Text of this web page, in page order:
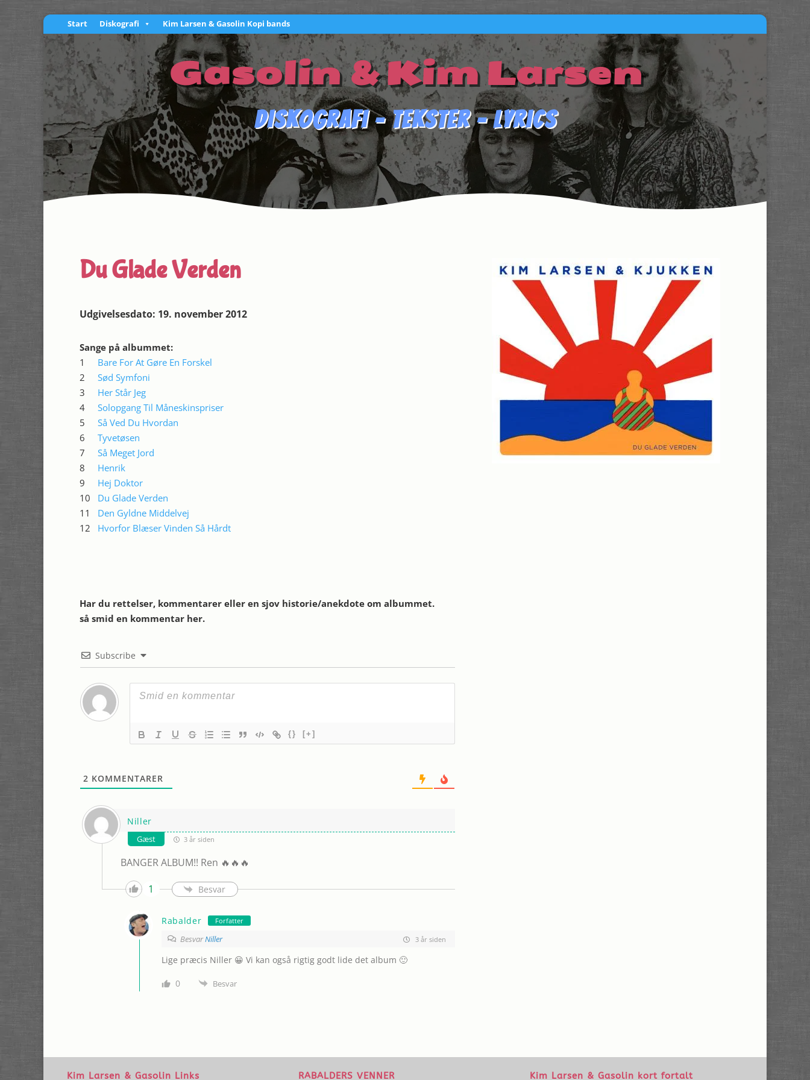
Start Diskografi Kim Larsen & Gasolin Kopi bands
Gasolin & Kim Larsen
Diskografi – Tekster – Lyrics
Du Glade Verden
Udgivelsesdato: 19. november 2012
Sange på albummet:
1
Bare For At Gøre En Forskel
2
Sød Symfoni
3
Her Står Jeg
4
Solopgang Til Måneskinspriser
5
Så Ved Du Hvordan
6
Tyvetøsen
7
Så Meget Jord
8
Henrik
9
Hej Doktor
10
Du Glade Verden
11
Den Gyldne Middelvej
12
Hvorfor Blæser Vinden Så Hårdt
Har du rettelser, kommentarer eller en sjov historie/anekdote om albummet.
så smid en kommentar her.
Subscribe
{} [+]
2 KOMMENTARER
Niller
Gæst 3 år siden
BANGER ALBUM!! Ren 🔥🔥🔥
1
Besvar
Rabalder Forfatter
BesvarNiller 3 år siden
Lige præcis Niller 😀 Vi kan også rigtig godt lide det album 🙂
0 Besvar
Kim Larsen & Gasolin Links RABALDERS VENNER Kim Larsen & Gasolin kort fortalt